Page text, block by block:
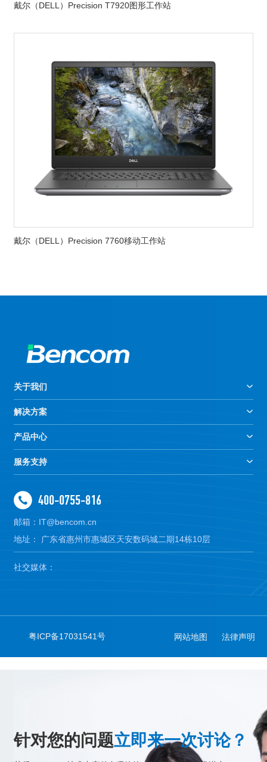
戴尔（DELL）Precision T7920图形工作站
戴尔（DELL）Precision 7760移动工作站
关于我们
解决方案
产品中心
服务支持
400-0755-816
邮箱：IT@bencom.cn
地址： 广东省惠州市惠城区天安数码城二期14栋10层
社交媒体：
粤ICP备17031541号 网站地图 法律声明
针对您的问题立即来一次讨论？